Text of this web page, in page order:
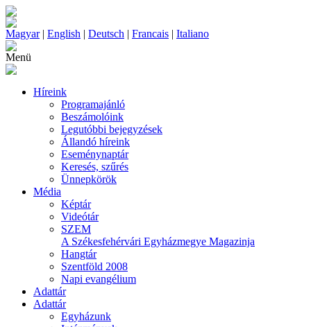
Magyar| English | Deutsch | Francais | Italiano
Menü
Híreink
Programajánló
Beszámolóink
Legutóbbi bejegyzések
Állandó híreink
Eseménynaptár
Keresés, szűrés
Ünnepkörök
Média
Képtár
Videótár
SZEM
A Székesfehérvári Egyházmegye Magazinja
Hangtár
Szentföld 2008
Napi evangélium
Adattár
Adattár
Egyházunk